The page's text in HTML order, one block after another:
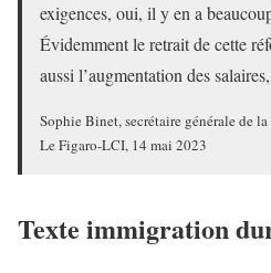
exigences, oui, il y en a
Évidemment le retrait de cette
aussi l’augmentation des
Sophie Binet, secrétaire générale de la
Le Figaro-LCI, 14 mai 2023
Texte immigration